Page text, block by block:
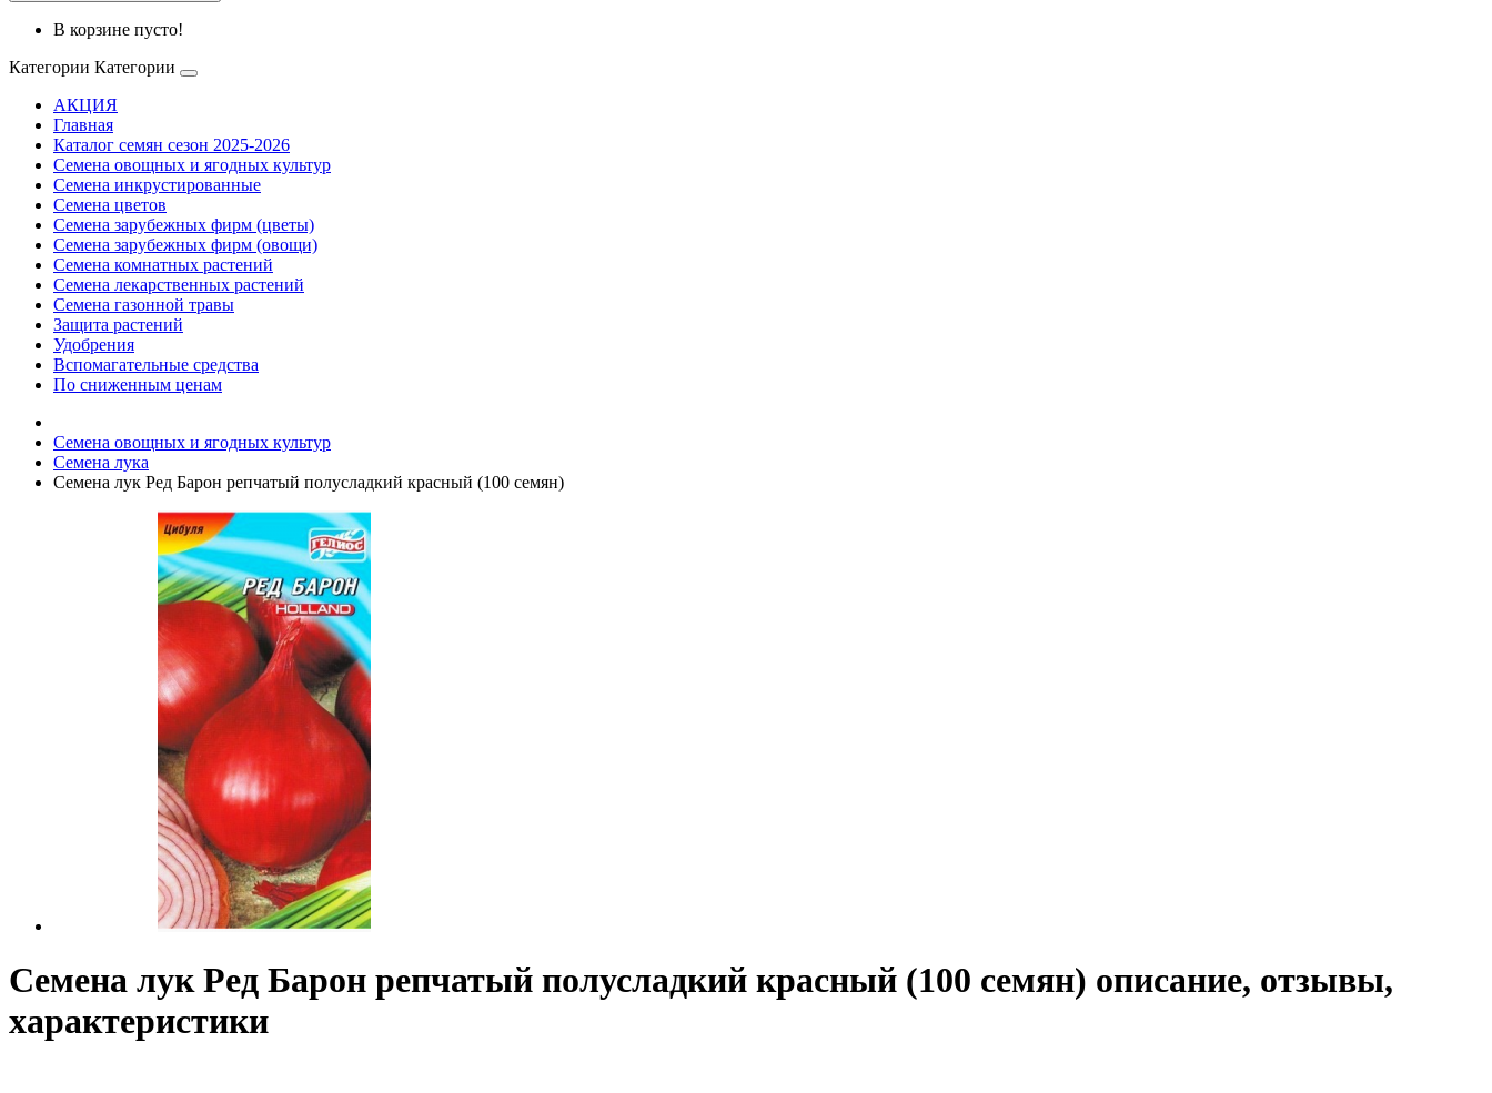
В корзине пусто!
Категории Категории
АКЦИЯ
Главная
Каталог семян сезон 2025-2026
Семена овощных и ягодных культур
Семена инкрустированные
Семена цветов
Семена зарубежных фирм (цветы)
Семена зарубежных фирм (овощи)
Семена комнатных растений
Семена лекарственных растений
Семена газонной травы
Защита растений
Удобрения
Вспомагательные средства
По сниженным ценам
Семена овощных и ягодных культур
Семена лука
Семена лук Ред Барон репчатый полусладкий красный (100 семян)
Семена лук Ред Барон репчатый полусладкий красный (100 семян) описание, отзывы,
характеристики